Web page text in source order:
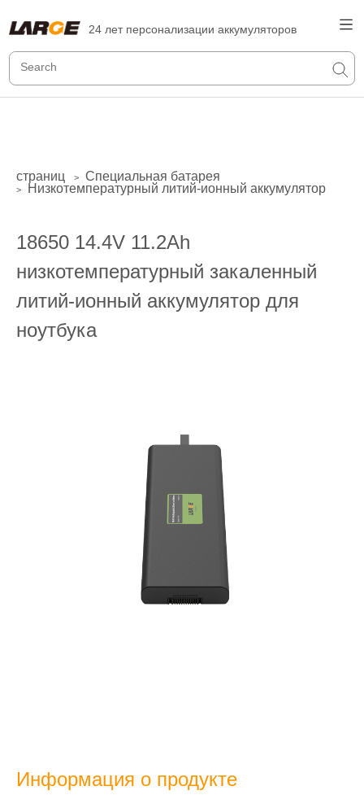
24 лет персонализации аккумуляторов
страниц > Специальная батарея
> Низкотемпературный литий-ионный аккумулятор
18650 14.4V 11.2Ah
низкотемпературный закаленный
литий-ионный аккумулятор для
ноутбука
Информация о продукте